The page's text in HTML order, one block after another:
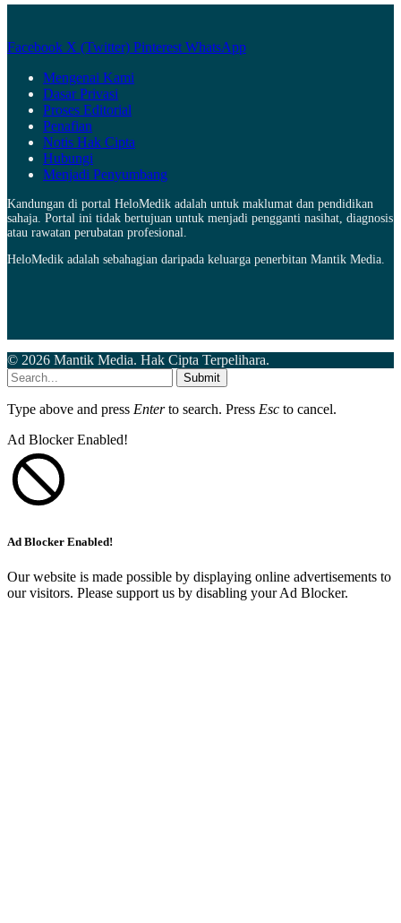
Facebook X (Twitter) Pinterest WhatsApp
Mengenai Kami
Dasar Privasi
Proses Editorial
Penafian
Notis Hak Cipta
Hubungi
Menjadi Penyumbang
Kandungan di portal HeloMedik adalah untuk maklumat dan pendidikan
sahaja. Portal ini tidak bertujuan untuk menjadi pengganti nasihat, diagnosis
atau rawatan perubatan profesional.
HeloMedik adalah sebahagian daripada keluarga penerbitan Mantik Media.
© 2026 Mantik Media. Hak Cipta Terpelihara.
Submit
Type above and press Enterto search. Press Esc to cancel.
Ad Blocker Enabled!
Ad Blocker Enabled!
Our website is made possible by displaying online advertisements to
our visitors. Please support us by disabling your Ad Blocker.